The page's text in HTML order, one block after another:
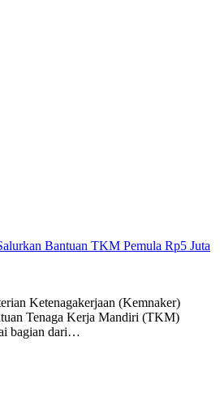
Bantuan TKM Pemula Rp5 Juta
Ketenagakerjaan (Kemnaker)
Tenaga Kerja Mandiri (TKM)
bagian dari…